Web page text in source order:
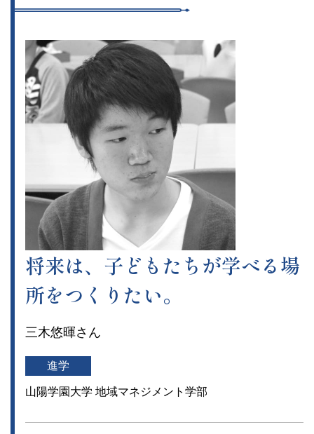
将来は、子どもたちが学べる場
所をつくりたい。
三木悠暉さん
進学
山陽学園大学 地域マネジメント学部